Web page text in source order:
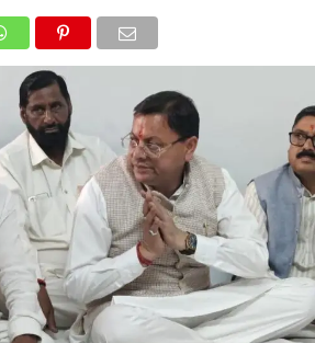
उधम सिंह नगर
पौड़ी गढ़वाल रुद्रप्रयाग